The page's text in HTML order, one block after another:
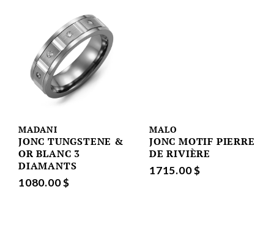
MADANI
JONC TUNGSTENE &
OR BLANC 3
DIAMANTS
1080.00 $
MALO
JONC MOTIF PIERRE
DE RIVIÈRE
1715.00 $